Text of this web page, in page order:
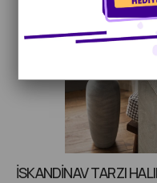
İSKANDİNAV TARZI